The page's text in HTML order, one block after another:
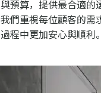
與預算，提供最合適的
我們重視每位顧客的需
過程中更加安心與順利。